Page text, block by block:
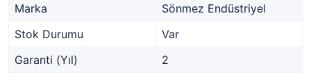
Marka
Sönmez Endüstriyel
Stok Durumu
Var
Garanti (Yıl)
2